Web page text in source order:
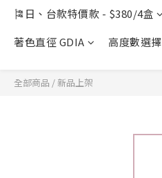
🎏日、台款特價款 - $380/4盒
著色直徑 GDIA
高度數選擇
全部商品 /新品上架